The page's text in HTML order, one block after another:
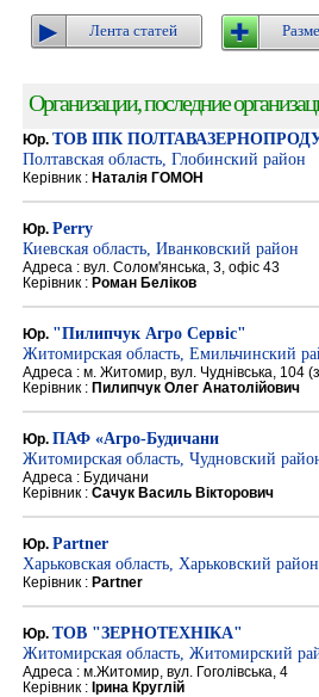
Лента статей
Организации, последние
Юр. ТОВ ІПК
Полтавская область, Глобинский район
Керівник : Наталія ГОМОН
Юр. Perry
Киевская область, Иванковский район
Адреса : вул. Солом'янська, 3, офіс 43
Керівник : Роман Беліков
Юр. "Пилипчук Агро Сервіс"
Житомирская область, Емильчинский
Адреса : м. Житомир, вул. Чуднівська, 104
Керівник : Пилипчук Олег Анатолійович
Юр. ПАФ «Агро-Будичани
Житомирская область, Чудновский
Адреса : Будичани
Керівник : Сачук Василь Вікторович
Юр. Partner
Харьковская область, Харьковский район
Керівник : Partner
Юр. ТОВ "ЗЕРНОТЕХНІКА"
Житомирская область, Житомирский
Адреса : м.Житомир, вул. Гоголівська, 4
Керівник : Ірина Круглій